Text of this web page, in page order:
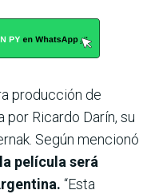
producción de
por Ricardo Darín, su
Según mencionó
la película será
“Esta